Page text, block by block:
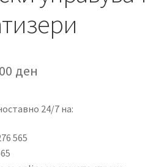
ден.
ден
is:
24/7 на:
565